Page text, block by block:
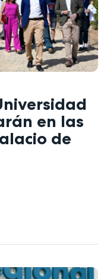
en las
de